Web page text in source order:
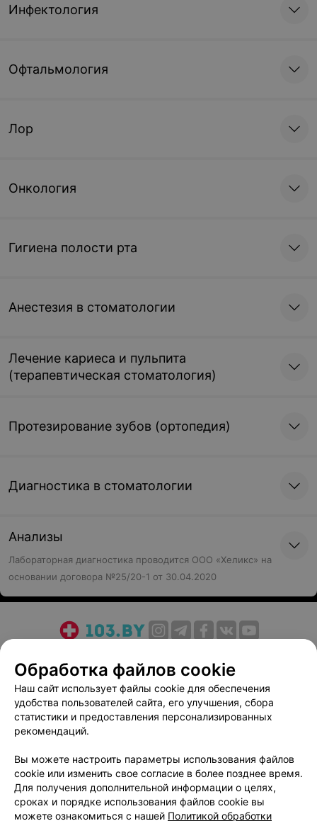
Инфектология
Офтальмология
Лор
Онкология
Гигиена полости рта
Анестезия в стоматологии
Лечение кариеса и пульпита
(терапевтическая стоматология)
Протезирование зубов (ортопедия)
Диагностика в стоматологии
Анализы
Лабораторная диагностика проводится ООО «Хеликс» на
основании договора №25/20-1 от 30.04.2020
Медицинский маркетинг
Публичный договор
Пользовательское соглашение
Способы оплаты
Партнеры
Написать руководителю 103.by
Персональные настройки cookie
Обработка персональных данных
Обработка файлов cookie
Наш сайт использует файлы cookie для обеспечения
удобства пользователей сайта, его улучшения, сбора
статистики и предоставления персонализированных
рекомендаций.
Вы можете настроить параметры использования файлов
cookie или изменить свое согласие в более позднее время.
Для получения дополнительной информации о целях,
сроках и порядке использования файлов cookie вы
можете ознакомиться с нашей Политикой обработки